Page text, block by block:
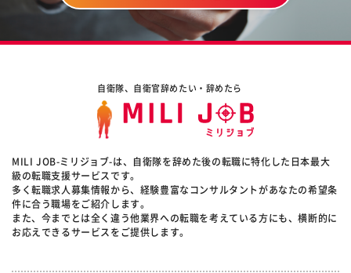
自衛隊、自衛官辞めたい・辞めたら
MILI JOB-ミリジョブ-は、自衛隊を辞めた後の転職に特化した日本最大
級の転職支援サービスです。
多く転職求人募集情報から、経験豊富なコンサルタントがあなたの希望条
件に合う職場をご紹介します。
また、今までとは全く違う他業界への転職を考えている方にも、横断的に
お応えできるサービスをご提供します。